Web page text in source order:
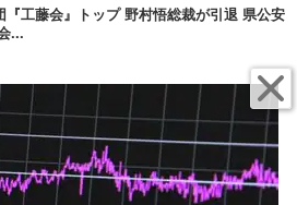
『工藤会』トップ 野村悟総裁が引退 県公安
...